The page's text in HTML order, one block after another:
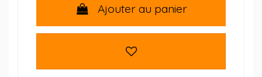
Ajouter au panier